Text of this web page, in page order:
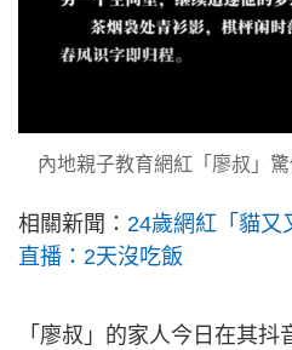
內地親子教育網紅「廖叔」
相關新聞： 24歲網紅「貓又
直播：2天沒吃飯
「廖叔」的家人今日在其